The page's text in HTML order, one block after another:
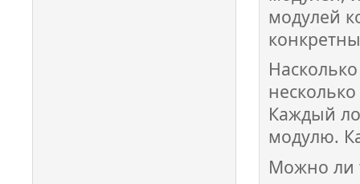
модулей
Каждый
модулю.
Можно ли